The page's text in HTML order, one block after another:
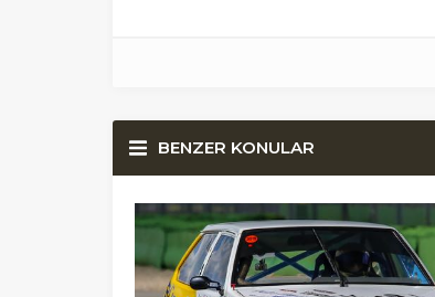
BENZER KONULAR